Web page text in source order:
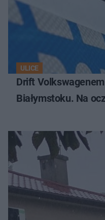
ULICE
Drift
Białymstoku. Na